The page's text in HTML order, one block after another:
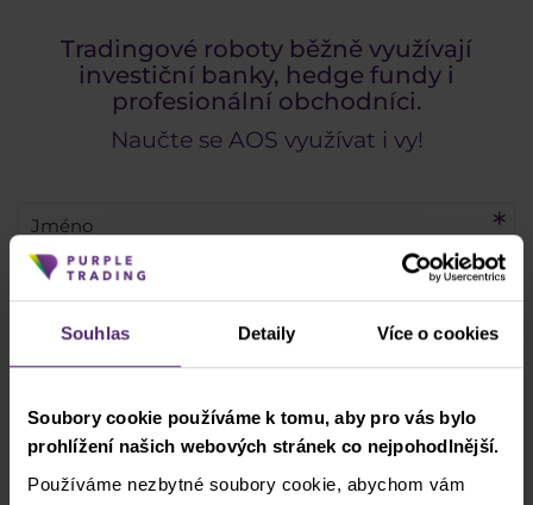
Souhlas Detaily Více o cookies
Soubory cookie používáme k tomu, aby pro vás bylo
prohlížení našich webových stránek co nejpohodlnější.
Používáme nezbytné soubory cookie, abychom vám
Tradingové roboty běžně využívají
investiční banky, hedge fundy i
profesionální obchodníci.
Naučte se AOS využívat i vy!
+420